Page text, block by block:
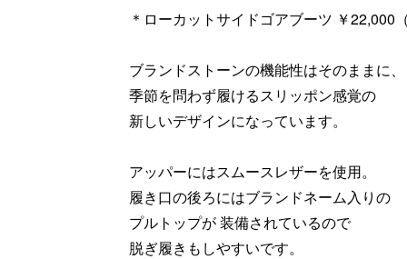
＊ローカットサイドゴアブーツ ￥22,000
ブランドストーンの機能性はそのままに、
季節を問わず履けるスリッポン感覚の
新しいデザインになっています。
アッパーにはスムースレザーを使用。
履き口の後ろにはブランドネーム入りの
プルトップが 装備されているので
脱ぎ履きもしやすいです。